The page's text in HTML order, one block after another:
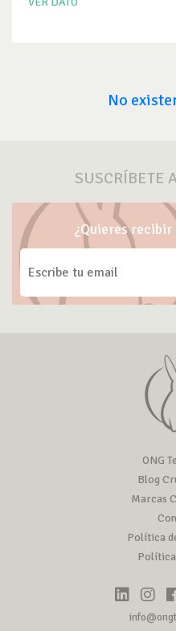
No
SUSCRÍBETE
¿Quieres
ONG
Blog
Marcas
Política
Política